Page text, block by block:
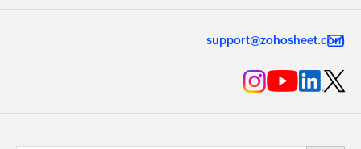
support@zohosheet.com